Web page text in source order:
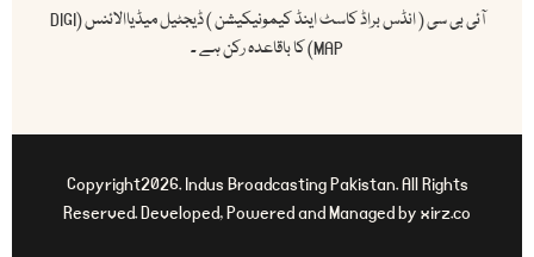
آئی بی سی ( انڈس براڈ کاسٹ اینڈ کیمونیکیشن ) ڈیجٹیل میڈیاالائنس (DIGI
MAP) کا باقاعدہ رکن ہے ۔
Copyright2026. Indus Broadcasting Pakistan. All Rights
Reserved. Developed, Powered and Managed by xirz.co